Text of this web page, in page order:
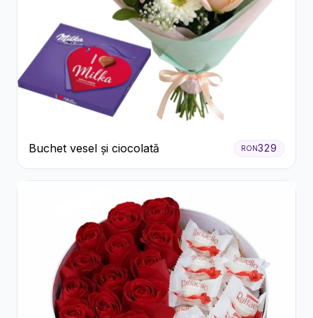
Buchet vesel și ciocolată RON329